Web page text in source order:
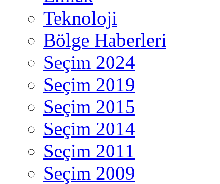
Teknoloji
Bölge Haberleri
Seçim 2024
Seçim 2019
Seçim 2015
Seçim 2014
Seçim 2011
Seçim 2009